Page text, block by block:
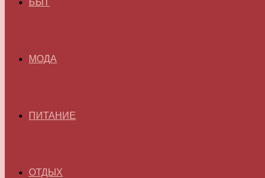
БЫТ
МОДА
ПИТАНИЕ
ОТДЫХ